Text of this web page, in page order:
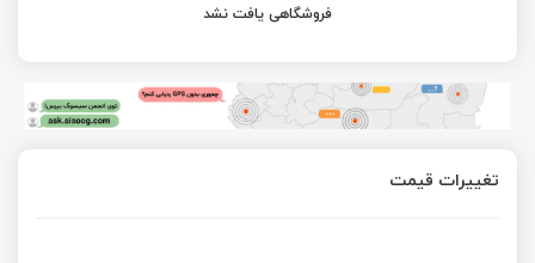
فروشگاهی یافت نشد
تغییرات قیمت